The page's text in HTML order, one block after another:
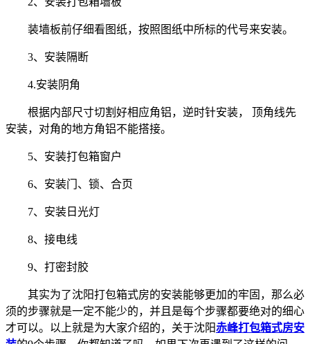
装墙板前仔细看图纸，按照图纸中所标的代号来安装。
3、安装隔断
4.安装阴角
根据内部尺寸切割好相应角铝，逆时针安装， 顶角线先
安装，对角的地方角铝不能搭接。
5、安装打包箱窗户
6、安装门、锁、合页
7、安装日光灯
8、接电线
9、打密封胶
其实为了沈阳打包箱式房的安装能够更加的牢固，那么必
须的步骤就是一定不能少的，并且是每个步骤都要绝对的细心
才可以。以上就是为大家介绍的，关于沈阳赤峰打包箱式房安